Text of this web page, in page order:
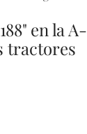
en la A-
tractores